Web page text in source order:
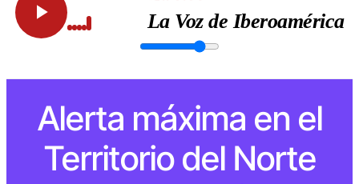
La Voz de Iberoamérica
Alerta máxima en el
Territorio del Norte